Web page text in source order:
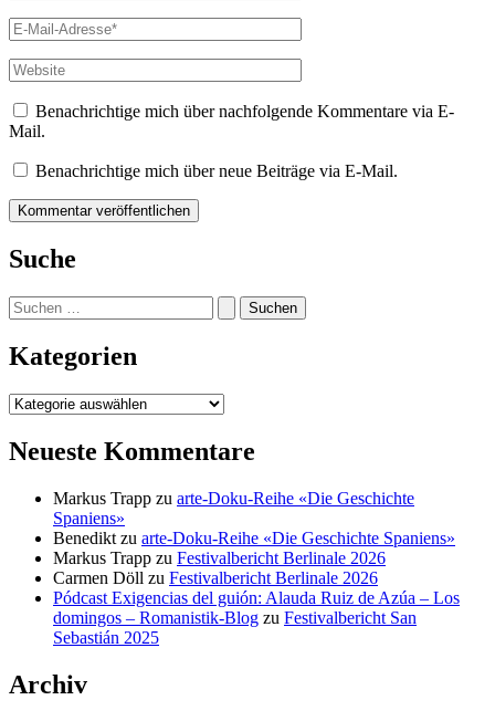
E-
Mail-
Adresse*
Website
Benachrichtige mich über nachfolgende Kommentare via E-
Mail.
Benachrichtige mich über neue Beiträge via E-Mail.
Suche
Suchen
nach:
Kategorien
Kategorien
Neueste Kommentare
Markus Trapp zu arte-Doku-Reihe «Die Geschichte
Spaniens»
Benedikt zu arte-Doku-Reihe «Die Geschichte Spaniens»
Markus Trapp zu Festivalbericht Berlinale 2026
Carmen Döll zu Festivalbericht Berlinale 2026
Pódcast Exigencias del guión: Alauda Ruiz de Azúa – Los
domingos – Romanistik-Blog zu Festivalbericht San
Sebastián 2025
Archiv